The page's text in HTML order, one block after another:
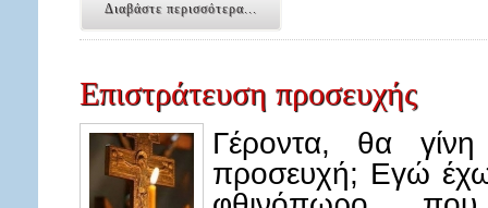
Διαβάστε περισσότερα...
Επιστράτευση προσευχής
Γέροντα, θα
προσευχή; Εγώ